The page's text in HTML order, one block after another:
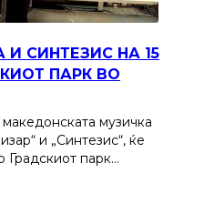
СИНТЕЗИС НА 15
ПАРК ВО
музичка
и „Синтезис“, ќе
Градскиот парк…